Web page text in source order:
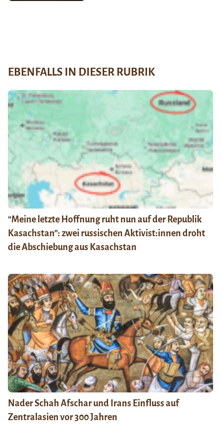
EBENFALLS IN DIESER RUBRIK
“Meine letzte Hoffnung ruht nun auf der Republik
Kasachstan”: zwei russischen Aktivist:innen droht
die Abschiebung aus Kasachstan
Nader Schah Afschar und Irans Einfluss auf
Zentralasien vor 300 Jahren